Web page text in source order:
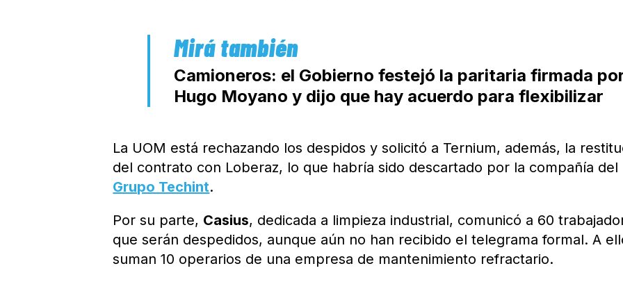
Camioneros: el Gobierno festejó la paritaria firmada
Hugo Moyano y dijo que hay acuerdo para flexibilizar
La UOM está rechazando los despidos y solicitó a Ternium, además, la
del contrato con Loberaz, lo que habría sido descartado por la compañía del
Grupo Techint.
Por su parte, Casius, dedicada a limpieza industrial, comunicó a 60
que serán despedidos, aunque aún no han recibido el telegrama formal. A
suman 10 operarios de una empresa de mantenimiento refractario.